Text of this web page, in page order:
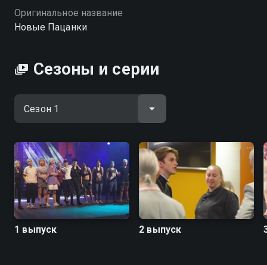
Оригинальное название
Новые Пацанки
Сезоны и серии
1 выпуск 2 выпуск